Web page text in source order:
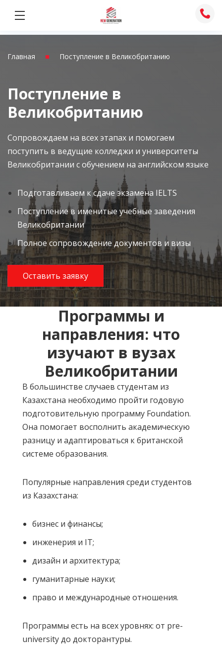
содержимому
Главная ■ Поступление в Великобританию
Поступление в
Великобританию
Сопровождаем на всех этапах и помогаем
поступить в ведущие колледжи и университеты
Великобритании с обучением на английском языке
Подготавливаем к сдаче экзамена IELTS
Поступление в именитые учебные заведения
Великобритании
Полное сопровождение документов и визы
Оставить заявку
Программы и
направления: что
изучают в вузах
Великобритании
В большинстве случаев студентам из
Казахстана необходимо пройти годовую
подготовительную программу Foundation.
Она помогает восполнить академическую
разницу и адаптироваться к британской
системе образования.
Популярные направления среди студентов
из Казахстана:
бизнес и финансы;
инженерия и IT;
дизайн и архитектура;
гуманитарные науки;
право и международные отношения.
Программы есть на всех уровнях: от pre-
university до докторантуры.